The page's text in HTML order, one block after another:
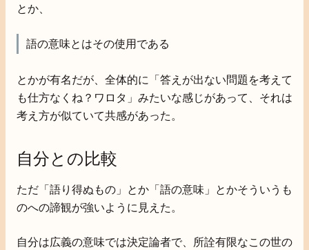
とか、
語の意味とはその使用である
とかが有名だが、全体的に「答えが出ない問題を考えて
も仕方なくね？ワロタ」みたいな感じがあって、それは
考え方が似ていて共感があった。
自分との比較
ただ「語り得ぬもの」とか「語の意味」とかそういうも
のへの諦観が強いように見えた。
自分は広義の意味では決定論者で、所詮有限なこの世の